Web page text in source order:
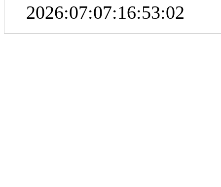
2026:07:07:16:53:02